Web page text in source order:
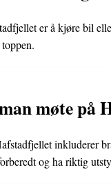
er å kjøre bil
møte på
inkluderer
og ha riktig